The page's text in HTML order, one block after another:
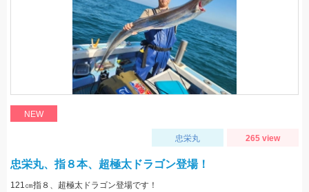
NEW
忠栄丸 265 view
忠栄丸、指８本、超極太ドラゴン登場！
121㎝指８、超極太ドラゴン登場です！